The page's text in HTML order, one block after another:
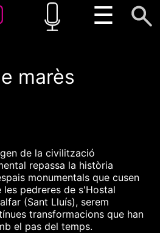
☰
marès
de la civilització
repassa la història
monumentals que cusen
pedreres de s'Hostal
(Sant Lluís), serem
transformacions que han
el pas del temps.